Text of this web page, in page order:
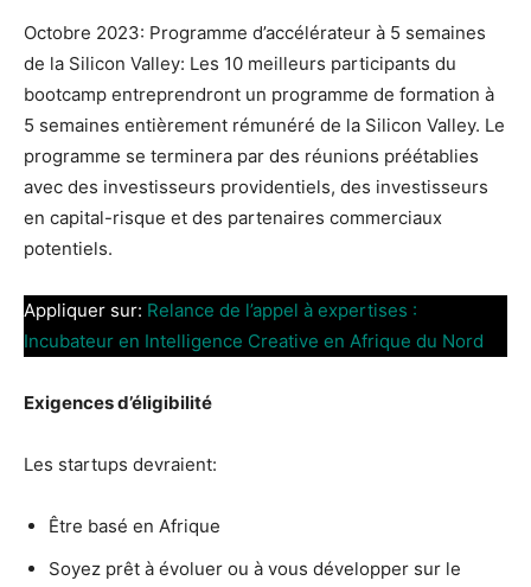
Octobre 2023: Programme d’accélérateur à 5 semaines
de la Silicon Valley: Les 10 meilleurs participants du
bootcamp entreprendront un programme de formation à
5 semaines entièrement rémunéré de la Silicon Valley. Le
programme se terminera par des réunions préétablies
avec des investisseurs providentiels, des investisseurs
en capital-risque et des partenaires commerciaux
potentiels.
Appliquer sur: Relance de l’appel à expertises :
Incubateur en Intelligence Creative en Afrique du Nord
Exigences d’éligibilité
Les startups devraient:
Être basé en Afrique
Soyez prêt à évoluer ou à vous développer sur le